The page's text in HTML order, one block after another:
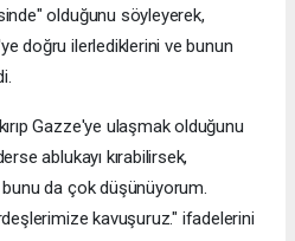
olduğunu söyleyerek,
doğru ilerlediklerini ve bunun
Gazze'ye ulaşmak olduğunu
ablukayı kırabilirsek,
da çok düşünüyorum.
kavuşuruz." ifadelerini